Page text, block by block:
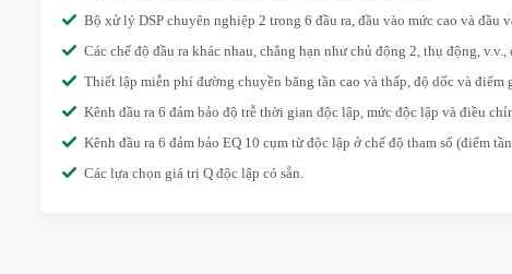
Bộ xử lý DSP chuyên nghiệp 2 trong 6 đầu ra, đầu vào mức cao và đầu
Các chế độ đầu ra khác nhau, chẳng hạn như chủ động 2, thụ động,
Thiết lập miễn phí đường chuyền băng tần cao và thấp, độ dốc và điểm
Kênh đầu ra 6 đảm bảo độ trễ thời gian độc lập, mức độc lập và điều
Kênh đầu ra 6 đảm bảo EQ 10 cụm từ độc lập ở chế độ tham số (điểm
Các lựa chọn giá trị Q độc lập có sẵn.